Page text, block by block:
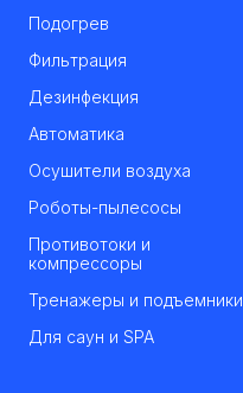
Подогрев
Фильтрация
Дезинфекция
Автоматика
Осушители воздуха
Роботы-пылесосы
Противотоки и
компрессоры
Тренажеры и подъемники
Для саун и SPA